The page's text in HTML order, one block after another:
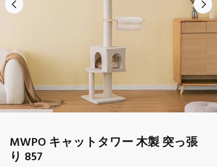
MWPO キャットタワー 木製 突っ張
り 857